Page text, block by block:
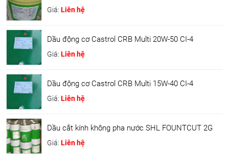
Giá: Liên hệ
Dầu động cơ Castrol CRB Multi 20W-50 CI-4
Giá: Liên hệ
Dầu động cơ Castrol CRB Multi 15W-40 CI-4
Giá: Liên hệ
Dầu cắt kính không pha nước SHL FOUNTCUT 2G
Giá: Liên hệ